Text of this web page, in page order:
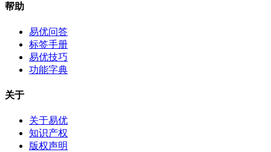
帮助
易优问答
标签手册
易优技巧
功能字典
关于
关于易优
知识产权
版权声明